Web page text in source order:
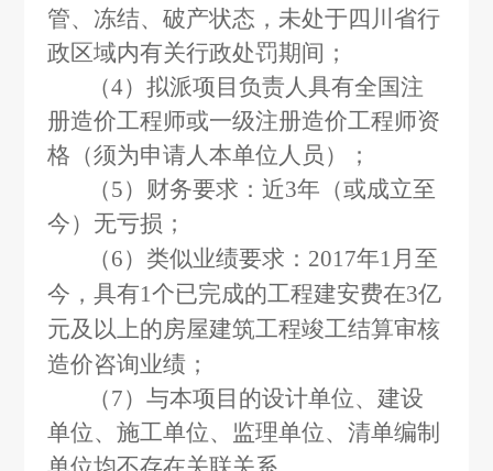
管、冻结、破产状态，未处于四川省行
政区域内有关行政处罚期间；
（4）拟派项目负责人具有全国注
册造价工程师或一级注册造价工程师资
格（须为申请人本单位人员）；
（5）财务要求：近3年（或成立至
今）无亏损；
（6）类似业绩要求：2017年1月至
今，具有1个已完成的工程建安费在3亿
元及以上的房屋建筑工程竣工结算审核
造价咨询业绩；
（7）与本项目的设计单位、建设
单位、施工单位、监理单位、清单编制